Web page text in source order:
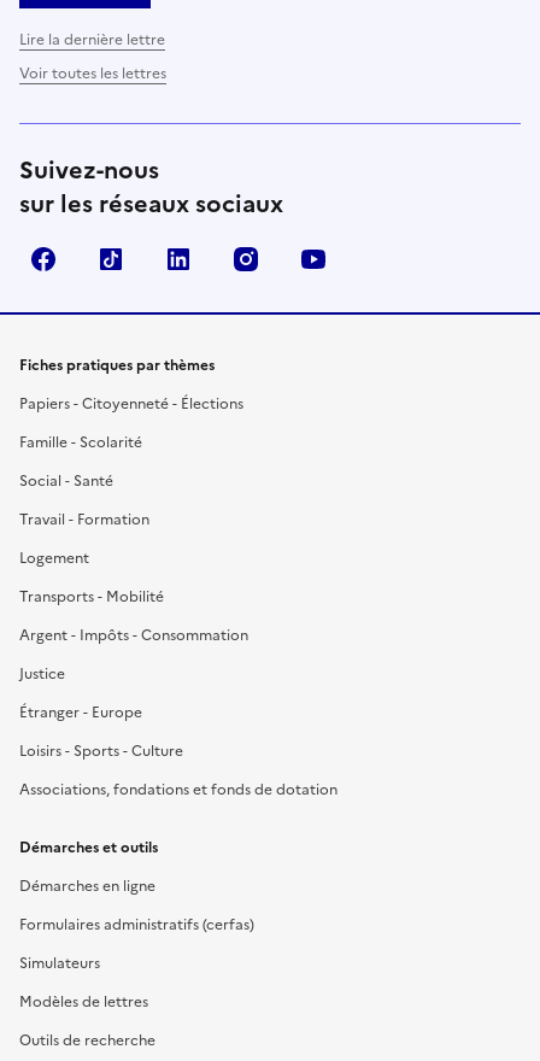
Lire la dernière lettre
Voir toutes les lettres
Suivez-nous
sur les réseaux sociaux
FacebookTikTok LinkedIn Instagram
Fiches pratiques par thèmes
Papiers - Citoyenneté - Élections
Famille - Scolarité
Social - Santé
Travail - Formation
Logement
Transports - Mobilité
Argent - Impôts - Consommation
Justice
Étranger - Europe
Loisirs - Sports - Culture
Associations, fondations et fonds de dotation
Démarches et outils
Démarches en ligne
Formulaires administratifs (cerfas)
Simulateurs
Modèles de lettres
Outils de recherche